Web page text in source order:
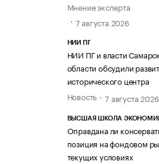
Мнение эксперта
7 августа 2026
НИИ ПГ
НИИ ПГ и власти
области обсудили
исторического центра
Новость
7 августа 2026
ВЫСШАЯ ШКОЛА
Оправдана ли
позиция на фондовом
текущих условиях